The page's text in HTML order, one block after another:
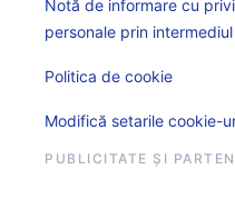
Notă de informare cu
personale prin
Politica de cookie
Modifică setarile cookie-
PUBLICITATE ȘI